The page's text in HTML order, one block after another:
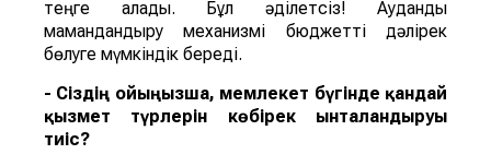
теңге алады. Бұл әділетсіз! Аудандық
мамандандыру механизмі бюджетті дәлірек
бөлуге мүмкіндік береді.
- Сіздің ойыңызша, мемлекет бүгінде қандай
қызмет түрлерін көбірек ынталандыруы
тиіс?